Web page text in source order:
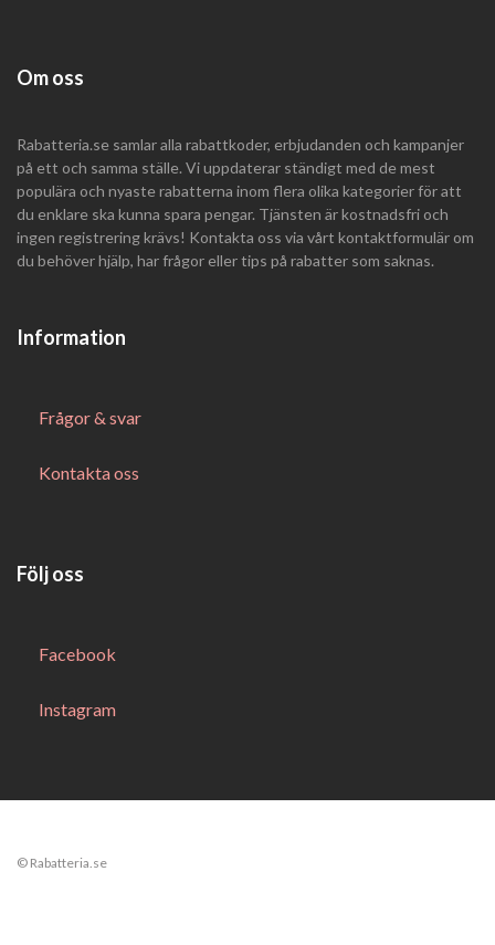
Om oss
Rabatteria.se samlar alla rabattkoder, erbjudanden och kampanjer
på ett och samma ställe. Vi uppdaterar ständigt med de mest
populära och nyaste rabatterna inom flera olika kategorier för att
du enklare ska kunna spara pengar. Tjänsten är kostnadsfri och
ingen registrering krävs! Kontakta oss via vårt kontaktformulär om
du behöver hjälp, har frågor eller tips på rabatter som saknas.
Information
Frågor & svar
Kontakta oss
Följ oss
Facebook
Instagram
© Rabatteria.se